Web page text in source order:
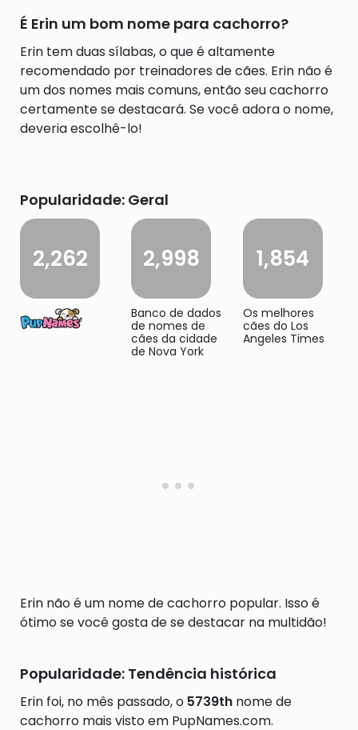
É Erin um bom nome para cachorro?
Erin tem duas sílabas, o que é altamente
recomendado por treinadores de cães. Erin não é
um dos nomes mais comuns, então seu cachorro
certamente se destacará. Se você adora o nome,
deveria escolhê-lo!
Popularidade: Geral
2,262 2,998
Banco de dados
de nomes de
cães da cidade
de Nova York
1,854
Os melhores
cães do Los
Angeles Times
Erin não é um nome de cachorro popular. Isso é
ótimo se você gosta de se destacar na multidão!
Popularidade: Tendência histórica
Erin foi, no mês passado, o 5739th nome de
cachorro mais visto em PupNames.com.